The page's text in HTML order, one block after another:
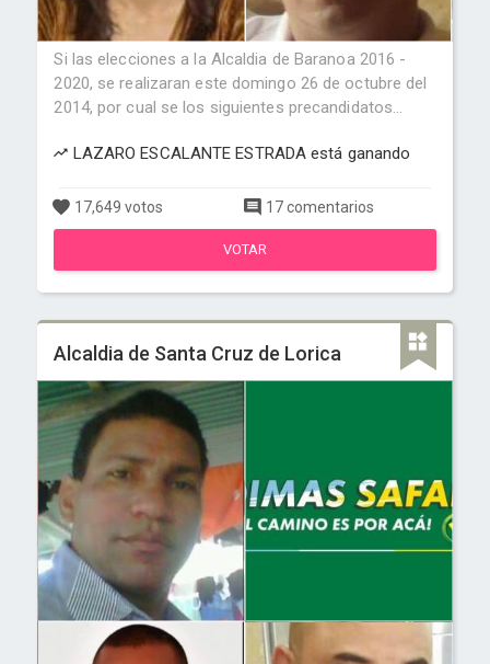
Si las elecciones a la Alcaldia de Baranoa 2016 -
2020, se realizaran este domingo 26 de octubre del
2014, por cual se los siguientes precandidatos...
LAZARO ESCALANTE ESTRADA está ganando
17,649 votos 17 comentarios
VOTAR
Alcaldia de Santa Cruz de Lorica